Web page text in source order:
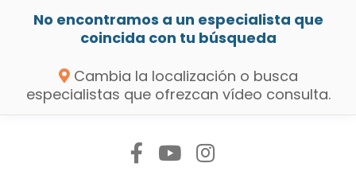
No encontramos a un especialista que
coincida con tu búsqueda
Cambia la localización o busca
especialistas que ofrezcan vídeo consulta.